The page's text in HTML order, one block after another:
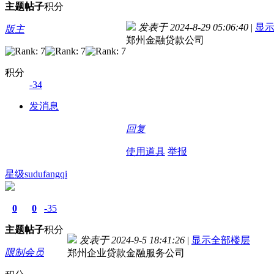
主题帖子积分
版主
积分
-34
发消息
发表于 2024-8-29 05:06:40 | 显
郑州金融贷款公司
回复
使用道具 举报
星级sudufangqi
0
主题
0
帖子
-35
积分
限制会员
发表于 2024-9-5 18:41:26 | 显示全部楼层
郑州企业贷款金融服务公司